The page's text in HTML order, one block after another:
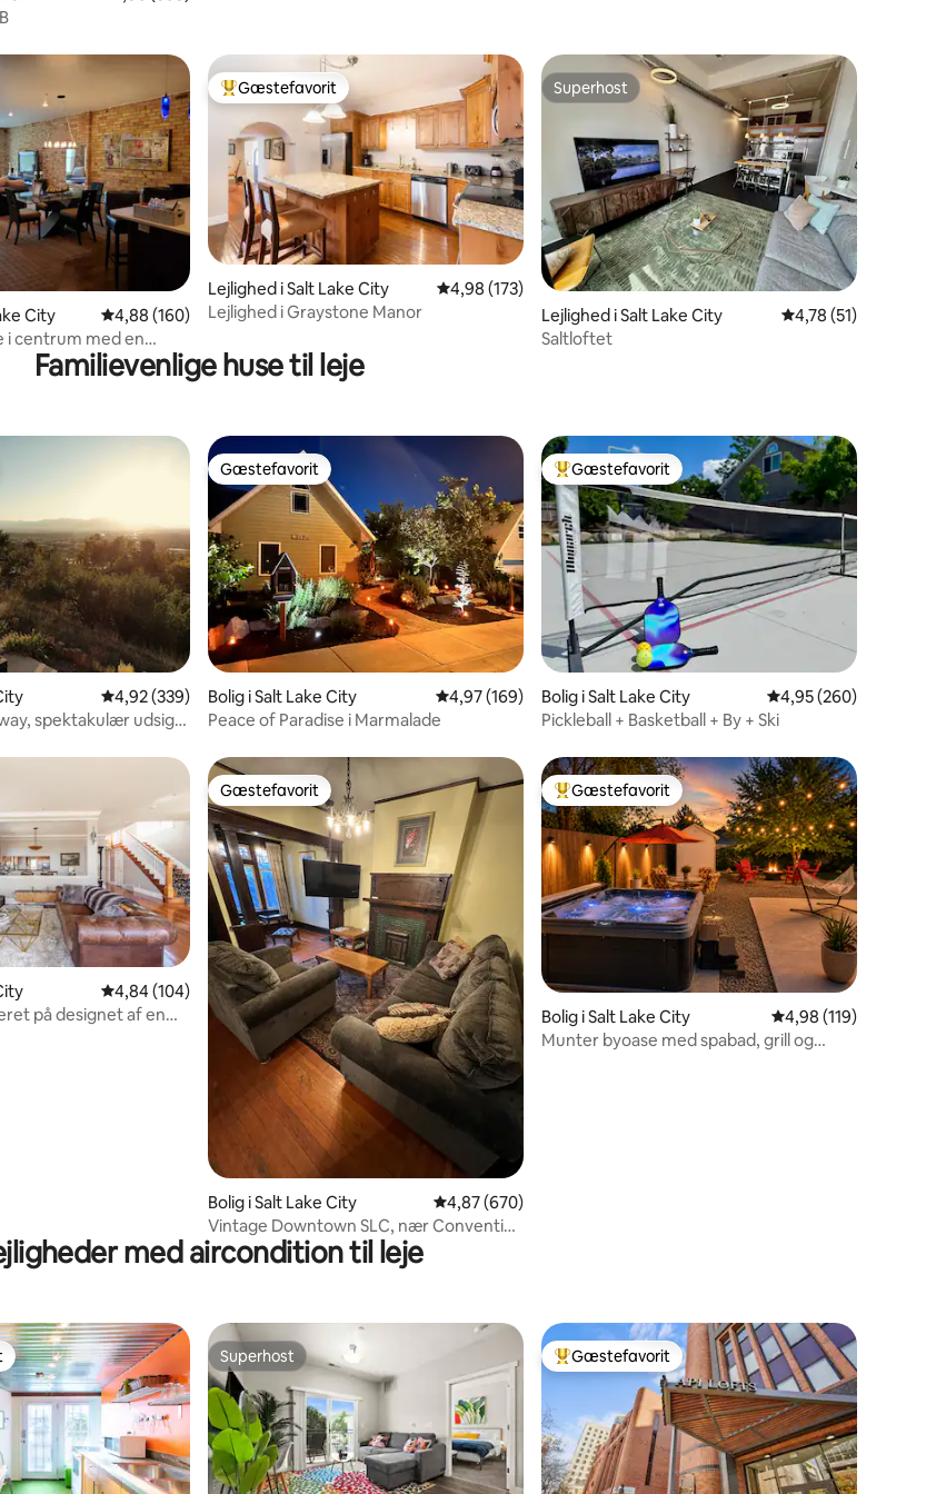
440 omtaler
City 4,88 ud af 5 i gennemsnitlig bedømmelse, 160 omtaler
4,88 (160)
i centrum med en
Bedste gæstefavorit
Gæstefavorit
Lejlighed i Salt Lake City 4,98 ud af 5 i gennemsnitlig bedømmelse, 173 omtaler
4,98 (173)
Lejlighed i Graystone Manor
Superhost
Superhost
Lejlighed i Salt Lake City 4,78 ud af 5 i
4,78 (51)
Saltloftet
Familievenlige huse til leje
174 omtaler
4,92 ud af 5 i gennemsnitlig bedømmelse, 339 omtaler
4,92 (339)
spektakulær udsigt,
Gæstefavorit
Gæstefavorit
Bolig i Salt Lake City 4,97 ud af 5 i gennemsnitlig bedømmelse, 169 omtaler
4,97 (169)
Peace of Paradise i Marmalade
Bedste gæstefavorit
Gæstefavorit
Bolig i Salt Lake City 4,95 ud af 5 i
4,95 (260)
Pickleball + Basketball + By + Ski
223 omtaler
4,84 ud af 5 i gennemsnitlig bedømmelse, 104 omtaler
4,84 (104)
på designet af en
Gæstefavorit
Gæstefavorit
Bolig i Salt Lake City 4,87 ud af 5 i gennemsnitlig bedømmelse, 670 omtaler
4,87 (670)
Vintage Downtown SLC, nær Convention
Cntr + Cptl
Bedste gæstefavorit
Gæstefavorit
Bolig i Salt Lake City 4,98 ud af 5 i
4,98 (119)
Munter byoase med spabad, grill og
med aircondition til leje
Superhost
Superhost Bedste gæstefavorit
Gæstefavorit